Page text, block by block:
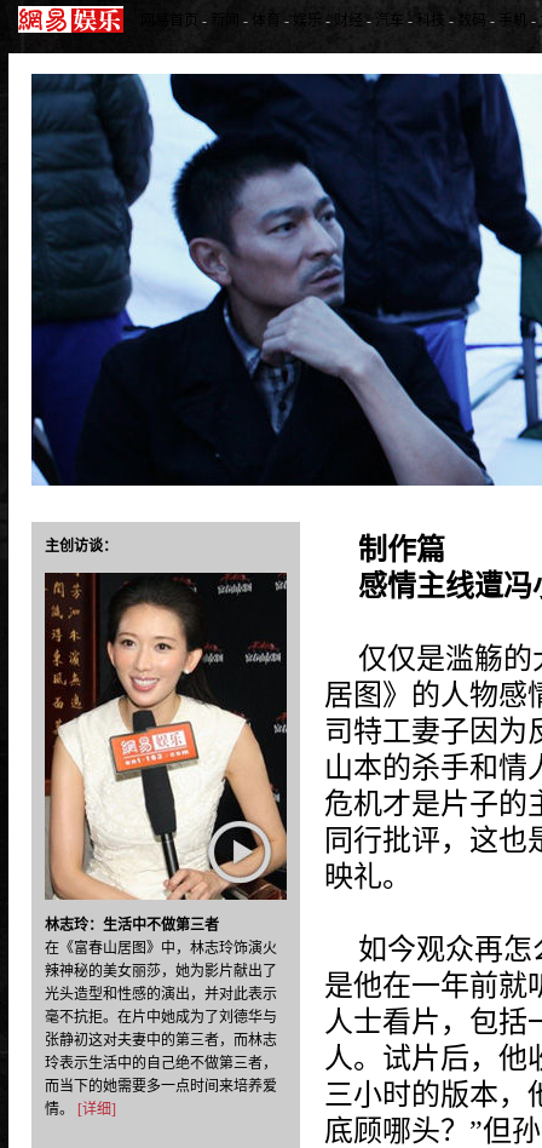
网易首页 - - - 娱乐 - 财经 - 汽车 - 科技 - 数码 - 手机 -
主创访谈：
林志玲：生活中不做第三者
在《富春山居图》中，林志玲饰演火
辣神秘的美女丽莎，她为影片献出了
光头造型和性感的演出，并对此表示
毫不抗拒。在片中她成为了刘德华与
张静初这对夫妻中的第三者，而林志
玲表示生活中的自己绝不做第三者，
而当下的她需要多一点时间来培养爱
情。
[详细]
制作篇
感情主线遭
仅仅是滥觞的
居图》的人物感
司特工妻子因为
山本的杀手和情
危机才是片子的
同行批评，这也
映礼。
如今观众再
是他在一年前就
人士看片，包括
人。试片后，他
三小时的版本，
底顾哪头？”但